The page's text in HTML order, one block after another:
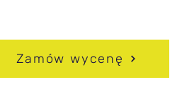
Zamów wycenę